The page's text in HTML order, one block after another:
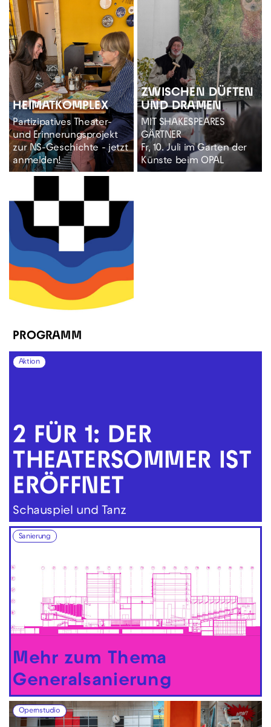
Zur Hauptnavigation springen
Zum Hauptinhalt springen Zum Footer springen
HEIMAT­KOMPLEX
Partizipatives Theater-
und Erinnerungsprojekt
zur NS-Geschichte - jetzt
anmelden!
ZWISCHEN DÜFTEN
UND DRAMEN
MIT SHAKESPEARES
GÄRTNER
Fr, 10. Juli im Garten der
Künste beim OPAL
PROGRAMM
Aktion
2 FÜR 1: DER
THEATER­SOMMER IST
ERÖFFNET
Schauspiel und Tanz
Sanierung
Mehr zum Thema
Generalsanierung
Opernstudio